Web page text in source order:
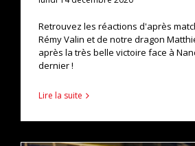
Retrouvez les réactions d'après
Rémy Valin et de notre dragon
après la très belle victoire face à
dernier !
Lire la suite